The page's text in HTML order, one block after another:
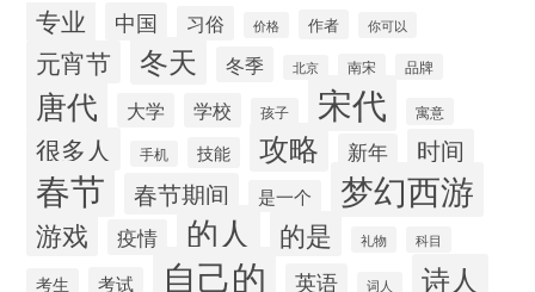
专业 中国 习俗 价格 作者 你可以
元宵节 冬天 冬季 北京 南宋 品牌
唐代 大学 学校 孩子 宋代 寓意
很多人 手机 技能 攻略 新年 时间
春节 春节期间 是一个 梦幻西游
游戏 疫情 的人 的是 礼物 科目
考生 考试 自己的 英语 词人 诗人